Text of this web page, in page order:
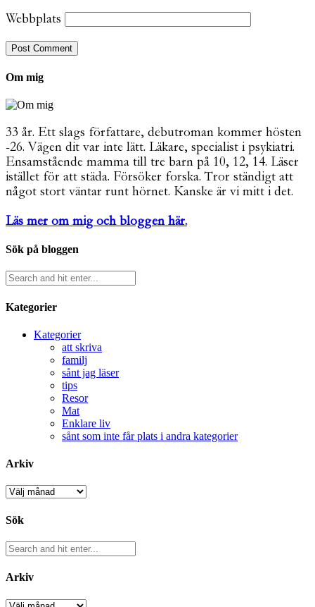
Webbplats
Om mig
33 år. Ett slags författare, debutroman kommer hösten
-26. Vägen dit var inte lätt. Läkare, specialist i psykiatri.
Ensamstående mamma till tre barn på 10, 12, 14. Läser
istället för att städa. Försöker forska. Tror ständigt att
något stort väntar runt hörnet. Kanske är vi mitt i det.
Läs mer om mig och bloggen här.
Sök på bloggen
Kategorier
Kategorier
att skriva
familj
sånt jag läser
tips
Resor
Mat
Enklare liv
sånt som inte får plats i andra kategorier
Arkiv
Arkiv
Sök
Arkiv
Arkiv